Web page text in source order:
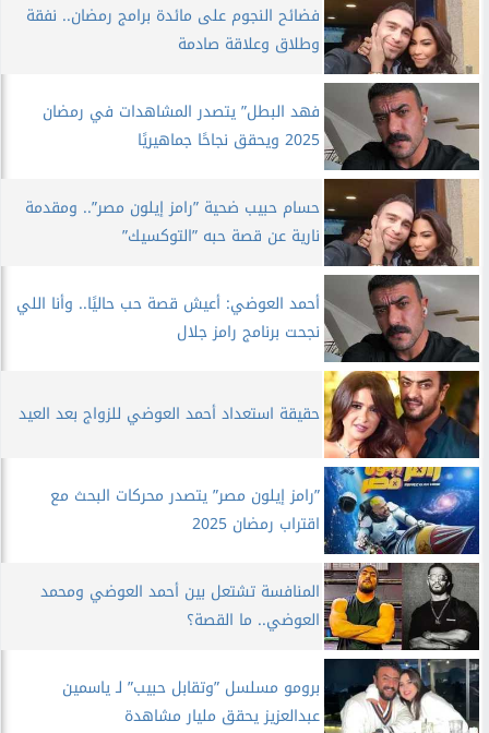
فضائح النجوم على مائدة برامج رمضان.. نفقة
وطلاق وعلاقة صادمة
فهد البطل” يتصدر المشاهدات في رمضان
2025 ويحقق نجاحًا جماهيريًا
حسام حبيب ضحية ”رامز إيلون مصر”.. ومقدمة
نارية عن قصة حبه ”التوكسيك”
أحمد العوضي: أعيش قصة حب حاليًا.. وأنا اللي
نجحت برنامج رامز جلال
حقيقة استعداد أحمد العوضي للزواج بعد العيد
”رامز إيلون مصر” يتصدر محركات البحث مع
اقتراب رمضان 2025
المنافسة تشتعل بين أحمد العوضي ومحمد
العوضي.. ما القصة؟
برومو مسلسل ”وتقابل حبيب” لـ ياسمين
عبدالعزيز يحقق مليار مشاهدة